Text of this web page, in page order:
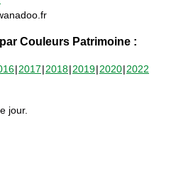
Couleurs Patrimoine :
2017 2018 2019 2020 2022
jour.